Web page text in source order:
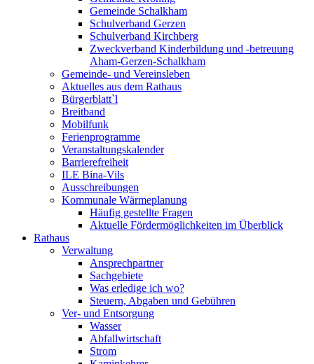
Gemeinde Schalkham
Schulverband Gerzen
Schulverband Kirchberg
Zweckverband Kinderbildung und -betreuung
Aham-Gerzen-Schalkham
Gemeinde- und Vereinsleben
Aktuelles aus dem Rathaus
Bürgerblatt`l
Breitband
Mobilfunk
Ferienprogramme
Veranstaltungskalender
Barrierefreiheit
ILE Bina-Vils
Ausschreibungen
Kommunale Wärmeplanung
Häufig gestellte Fragen
Aktuelle Fördermöglichkeiten im Überblick
Rathaus
Verwaltung
Ansprechpartner
Sachgebiete
Was erledige ich wo?
Steuern, Abgaben und Gebühren
Ver- und Entsorgung
Wasser
Abfallwirtschaft
Strom